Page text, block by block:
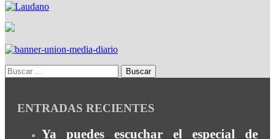
ENTRADAS RECIENTES
Ya puedes escuchar el especial de